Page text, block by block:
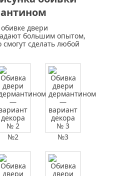
двери
большим опытом,
смогут сделать любой
№2 №3